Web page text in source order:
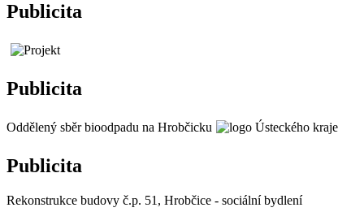
Publicita
Publicita
Oddělený sběr bioodpadu na Hrobčicku
Publicita
Rekonstrukce budovy č.p. 51, Hrobčice - sociální bydlení